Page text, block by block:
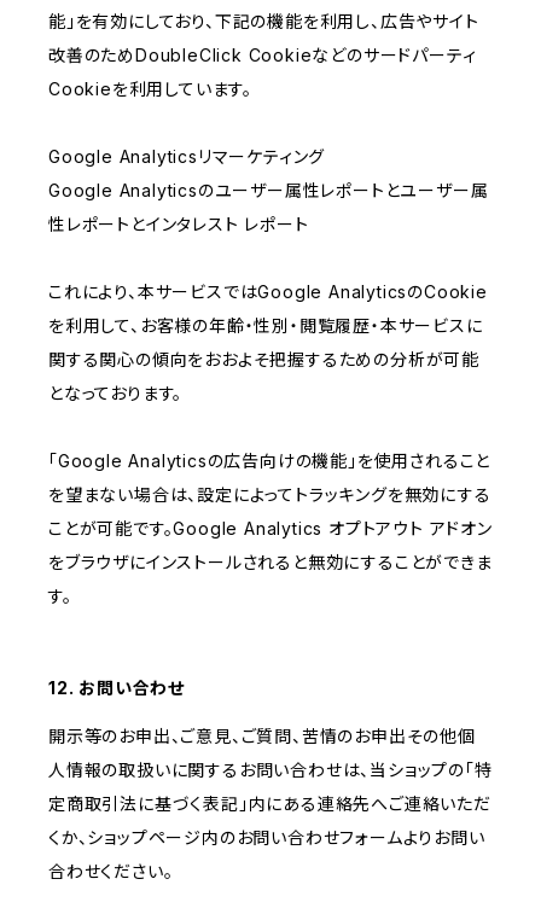
能」を有効にしており、下記の機能を利用し、広告やサイト
改善のためDoubleClick Cookieなどのサードパーティ
Cookieを利用しています。
Google Analyticsリマーケティング
Google Analyticsのユーザー属性レポートとユーザー属
性レポートとインタレスト レポート
これにより、本サービスではGoogle AnalyticsのCookie
を利用して、お客様の年齢・性別・閲覧履歴・本サービスに
関する関心の傾向をおおよそ把握するための分析が可能
となっております。
「Google Analyticsの広告向けの機能」を使用されること
を望まない場合は、設定によってトラッキングを無効にする
ことが可能です。Google Analytics オプトアウト アドオン
をブラウザにインストールされると無効にすることができま
す。
12. お問い合わせ
開示等のお申出、ご意見、ご質問、苦情のお申出その他個
人情報の取扱いに関するお問い合わせは、当ショップの「特
定商取引法に基づく表記」内にある連絡先へご連絡いただ
くか、ショップページ内のお問い合わせフォームよりお問い
合わせください。